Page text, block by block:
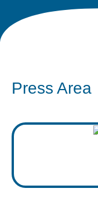
Press Area